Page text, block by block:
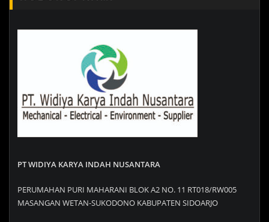
PT WIDIYA KARYA INDAH NUSANTARA
PERUMAHAN PURI MAHARANI BLOK A2 NO. 11 RT018/RW005
MASANGAN WETAN-SUKODONO KABUPATEN SIDOARJO